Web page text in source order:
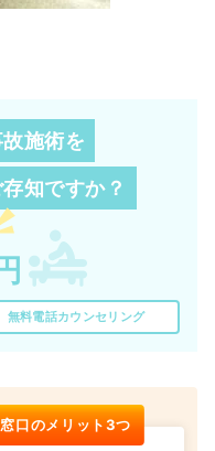
施術を
存知ですか？
無料電話カウンセリング
口のメリット3つ